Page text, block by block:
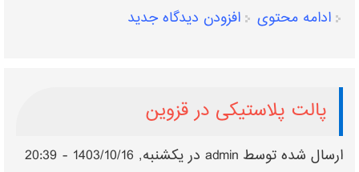
ادامه محتوی
افزودن دیدگاه جدید
پالت پلاستیکی در قزوین
ارسال شده توسطadmin در يكشنبه, 1403/10/16 - 20:39